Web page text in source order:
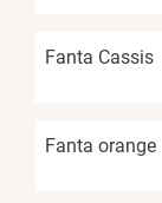
Fanta Cassis
Fanta orange